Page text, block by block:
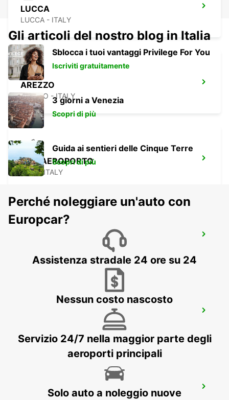
LUCCA
LUCCA - ITALY
AREZZO
AREZZO - ITALY
PISA AEROPORTO
PISA - ITALY
FORLI AEROPORTO
Gli articoli del nostro blog in Italia
Sblocca i tuoi vantaggi Privilege For You
Iscriviti gratuitamente
3 giorni a Venezia
Scopri di più
Guida ai sentieri delle Cinque Terre
Scopri di più
Perché noleggiare un'auto con
Europcar?
Assistenza stradale 24 ore su 24
Nessun costo nascosto
Servizio 24/7 nella maggior parte degli
aeroporti principali
Solo auto a noleggio nuove